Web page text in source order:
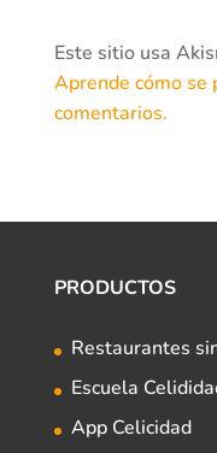
Este sitio usa
Aprende cómo se
comentarios.
PRODUCTOS
Restaurantes
Escuela
App Celicidad